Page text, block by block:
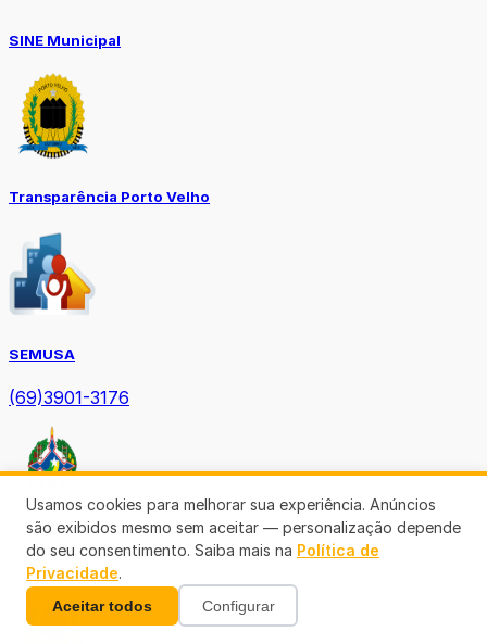
SINE Municipal
Transparência Porto Velho
SEMUSA
(69)3901-3176
Diário Oficial TCE-RO
Usamos cookies para melhorar sua experiência. Anúncios
são exibidos mesmo sem aceitar — personalização depende
do seu consentimento. Saiba mais na Política de
Privacidade.
Aceitar todos Configurar